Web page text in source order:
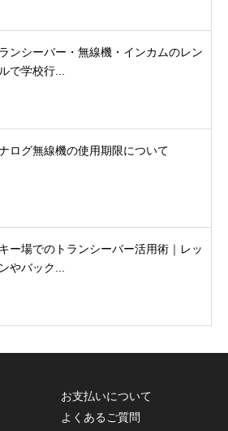
ランシーバー・無線機・インカムのレン
で学校行...
ログ無線機の使用期限について
ー場でのトランシーバー活用術｜レッ
やバック...
お支払いについて
よくあるご質問